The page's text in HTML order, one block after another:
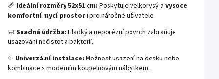
📏 Ideální rozměry 52x51 cm: Poskytuje velkorysý a vysoce
komfortní mycí prostori pro náročné uživatele.
🧼 Snadná údržba: Hladký a neporézní povrch zabraňuje
usazování nečistot a bakterií.
✨ Univerzální instalace: Možnost usazení na desku nebo
kombinace s moderním koupelnovým nábytkem.